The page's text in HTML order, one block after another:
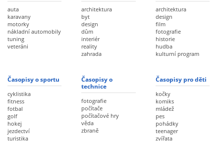
auta
karavany
motorky
nákladní automobily
tuning
veteráni
architektura
byt
design
dům
interiér
reality
zahrada
architektura
design
film
fotografie
historie
hudba
kulturní program
Časopisy o sportu
cyklistika
fitness
fotbal
golf
hokej
jezdectví
turistika
Časopisy o
technice
fotografie
počítače
počítačové hry
věda
zbraně
Časopisy pro děti
kočky
komiks
mládež
pes
pohádky
teenager
zvířata